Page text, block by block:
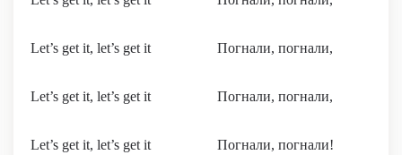
Let’s get it, let’s get it Погнали, погнали,
Let’s get it, let’s get it Погнали, погнали,
Let’s get it, let’s get it Погнали, погнали!